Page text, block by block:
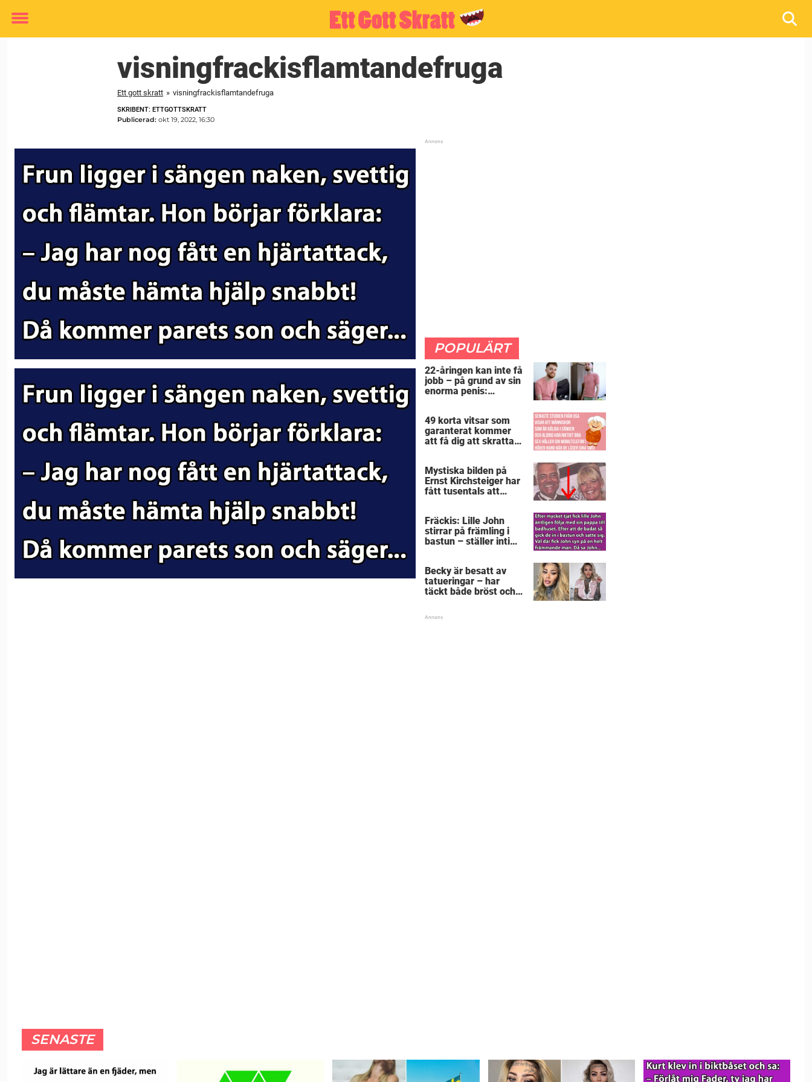
Toggle
visningfrackisflamtandefruga
Ett gott skratt » visningfrackisflamtandefruga
SKRIBENT: ETTGOTTSKRATT
Publicerad: okt 19, 2022, 16:30
POPULÄRT
22-åringen kan inte få
jobb – på grund av sin
enorma penis:
49 korta vitsar som
garanterat kommer
att få dig att skratta
Mystiska bilden på
Ernst Kirchsteiger har
fått tusentals att
Fräckis: Lille John
stirrar på främling i
bastun – ställer intim
Becky är besatt av
tatueringar – har
täckt både bröst och
SENASTE